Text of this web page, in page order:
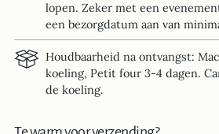
lopen. Zeker met een
een bezorgdatum aan van
Houdbaarheid na ontvangst:
koeling, Petit four 3-4 dagen.
de koeling.